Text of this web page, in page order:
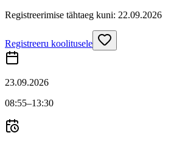
Registreerimise tähtaeg kuni: 22.09.2026
Registreeru koolitusele
23.09.2026
08:55–13:30